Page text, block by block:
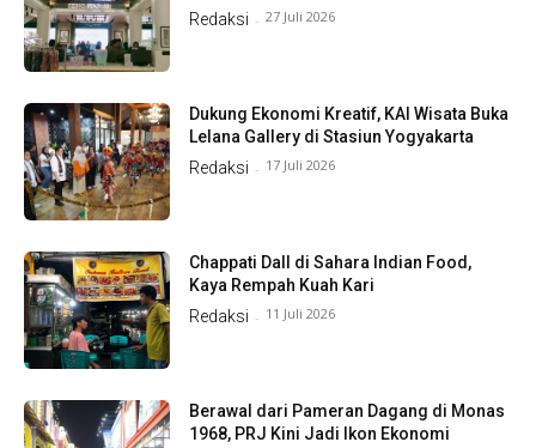
Redaksi - 27 Juli 2026
Dukung Ekonomi Kreatif, KAI Wisata Buka
Lelana Gallery di Stasiun Yogyakarta
Redaksi - 17 Juli 2026
Chappati Dall di Sahara Indian Food,
Kaya Rempah Kuah Kari
Redaksi - 11 Juli 2026
Berawal dari Pameran Dagang di Monas
1968, PRJ Kini Jadi Ikon Ekonomi